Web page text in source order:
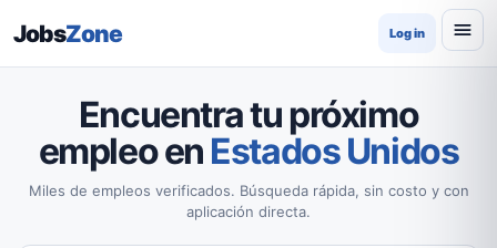
JobsZone Log in
Encuentra tu próximo
empleo en Estados Unidos
Miles de empleos verificados. Búsqueda rápida, sin costo y con
aplicación directa.